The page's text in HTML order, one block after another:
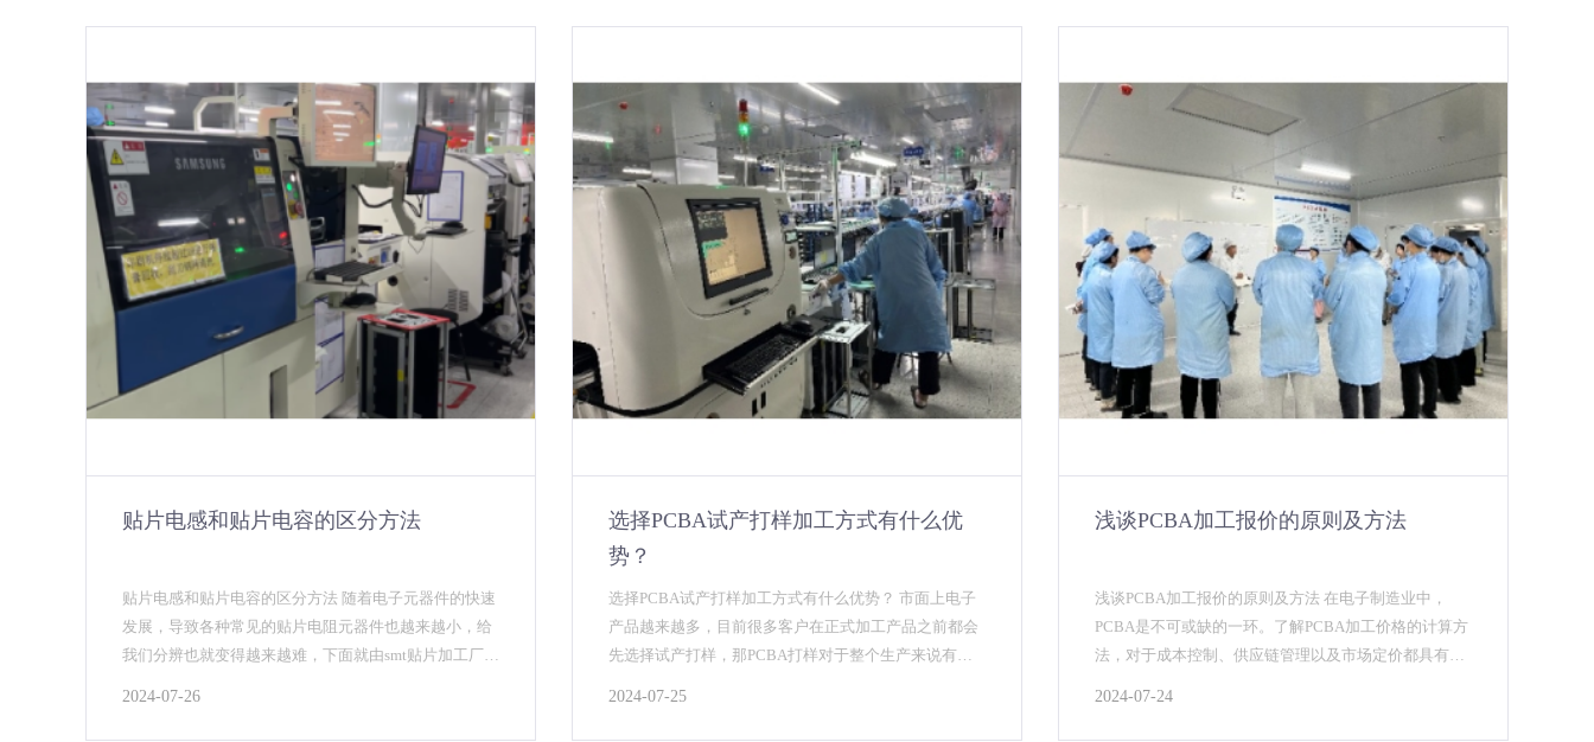
贴片电感和贴片电容的区分方法
贴片电感和贴片电容的区分方法 随着电子元器件的快速
发展，导致各种常见的贴片电阻元器件也越来越小，给
我们分辨也就变得越来越难，下面就由smt贴片加工厂​_
2024-07-26
选择PCBA试产打样加工方式有什么优
势？
选择PCBA试产打样加工方式有什么优势？ 市面上电子
产品越来越多，目前很多客户在正式加工产品之前都会
先选择试产打样，那PCBA打样对于整个生产来说有什
2024-07-25
浅谈PCBA加工报价的原则及方法
浅谈PCBA加工报价的原则及方法 在电子制造业中，
PCBA是不可或缺的一环。了解PCBA加工价格的计算方
法，对于成本控制、供应链管理以及市场定价都具有重
2024-07-24